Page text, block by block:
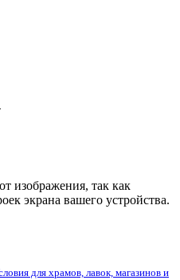
изображения, так как
экрана вашего устройства.
для храмов, лавок, магазинов и